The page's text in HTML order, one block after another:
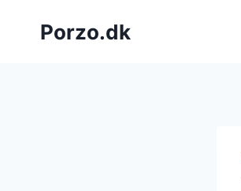
Porzo.dk